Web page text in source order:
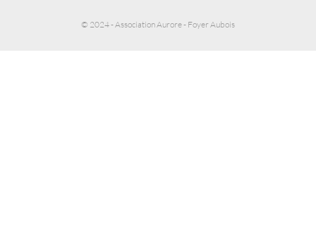
© 2024 - Association Aurore - Foyer Aubois